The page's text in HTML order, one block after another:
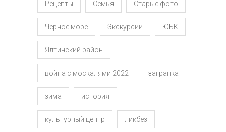
Рецепты Семья Старые фото
Черное море Экскурсии ЮБК
Ялтинский район
война с москалями 2022 загранка
зима история
культурный центр ликбез